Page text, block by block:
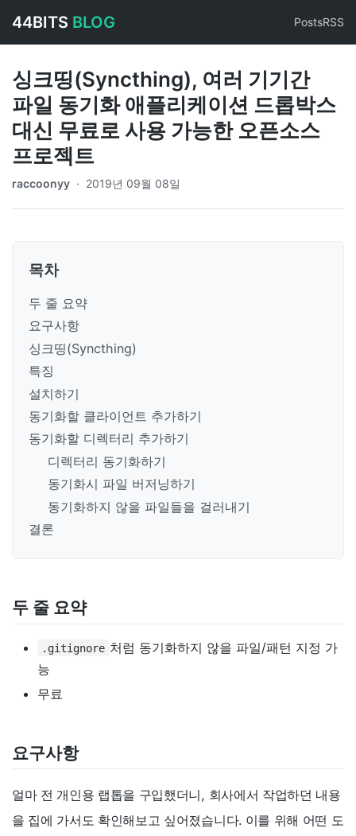
44BITS BLOG PostsRSS
싱크띵(Syncthing), 여러 기기간
파일 동기화 애플리케이션 드롭박스
대신 무료로 사용 가능한 오픈소스
프로젝트
raccoonyy · 2019년 09월 08일
목차
두 줄 요약
요구사항
싱크띵(Syncthing)
특징
설치하기
동기화할 클라이언트 추가하기
동기화할 디렉터리 추가하기
디렉터리 동기화하기
동기화시 파일 버저닝하기
동기화하지 않을 파일들을 걸러내기
결론
두 줄 요약
.gitignore 처럼 동기화하지 않을 파일/패턴 지정 가
능
무료
요구사항
얼마 전 개인용 랩톱을 구입했더니, 회사에서 작업하던 내용
을 집에 가서도 확인해보고 싶어졌습니다. 이를 위해 어떤 도